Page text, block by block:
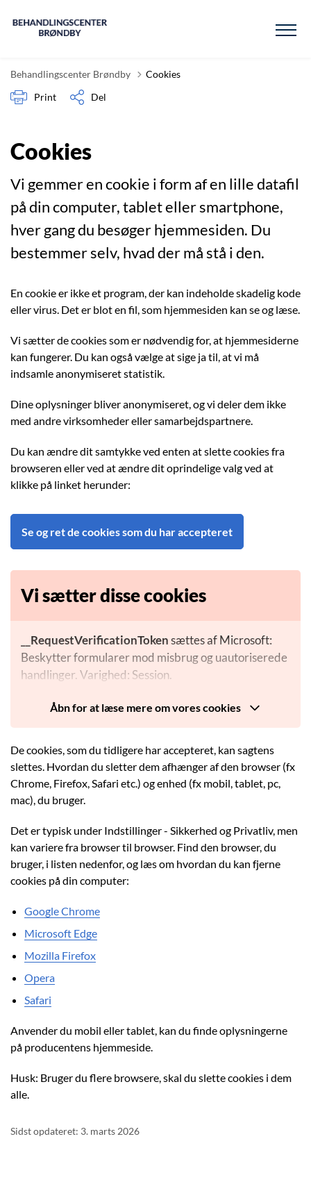
Behandlingscenter Brøndby
Cookies
Print
Del
Cookies
Vi gemmer en cookie i form af en lille datafil
på din computer, tablet eller smartphone,
hver gang du besøger hjemmesiden. Du
bestemmer selv, hvad der må stå i den.
En cookie er ikke et program, der kan indeholde skadelig kode
eller virus. Det er blot en fil, som hjemmesiden kan se og læse.
Vi sætter de cookies som er nødvendig for, at hjemmesiderne
kan fungerer. Du kan også vælge at sige ja til, at vi må
indsamle anonymiseret statistik.
Dine oplysninger bliver anonymiseret, og vi deler dem ikke
med andre virksomheder eller samarbejdspartnere.
Du kan ændre dit samtykke ved enten at slette cookies fra
browseren eller ved at ændre dit oprindelige valg ved at
klikke på linket herunder:
Se og ret de cookies som du har accepteret
Vi sætter disse cookies
Åbn for at læse mere om vores cookies
__RequestVerificationTokensættes af Microsoft:
Beskytter formularer mod misbrug og uautoriserede
handlinger. Varighed: Session.
.AspNetCore.Mvc.CookieTempDataProvider
bekræftelsesbeskeder efter formularindsendelse,
uden at gemme personoplysninger. Varighed:
Session.
.AspNetCore.Antiforgery.[XYZ] sættes af
Microsoft: Beskytter mod, at andre hjemmesider
forsøger at udføre handlinger på dine vegne, uden at
du ved det. Varighed: Session.
ASP.NET_SessionId
mens du bevæger sig rundt på siderne. Varighed:
Session.
De cookies, som du tidligere har accepteret, kan sagtens
slettes. Hvordan du sletter dem afhænger af den browser (fx
Chrome, Firefox, Safari etc.) og enhed (fx mobil, tablet, pc,
mac), du bruger.
Det er typisk under Indstillinger - Sikkerhed og Privatliv, men
kan variere fra browser til browser. Find den browser, du
bruger, i listen nedenfor, og læs om hvordan du kan fjerne
cookies på din computer:
Google Chrome
Microsoft Edge
Mozilla Firefox
Opera
Safari
Anvender du mobil eller tablet, kan du finde oplysningerne
på producentens hjemmeside.
Husk: Bruger du flere browsere, skal du slette cookies i dem
alle.
Sidst opdateret: 3. marts 2026